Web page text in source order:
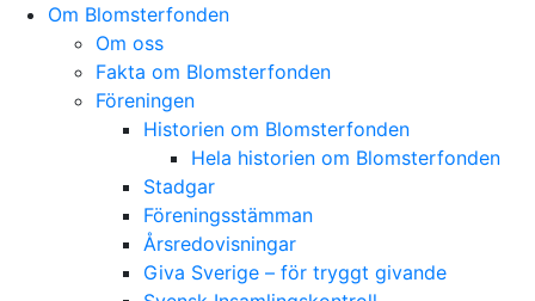
Skip
Om Blomsterfonden
Om oss
Fakta om Blomsterfonden
Föreningen
Historien om Blomsterfonden
Hela historien om Blomsterfonden
Stadgar
Föreningsstämman
Årsredovisningar
Giva Sverige – för tryggt givande